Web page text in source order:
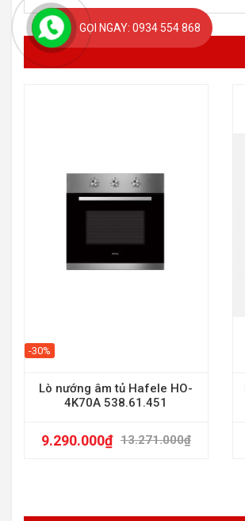
-30%
Lò nướng âm tủ Hafele HO-
4K70A 538.61.451
13.271.000₫
9.290.000₫
GỌI NGAY: 0934 554 868